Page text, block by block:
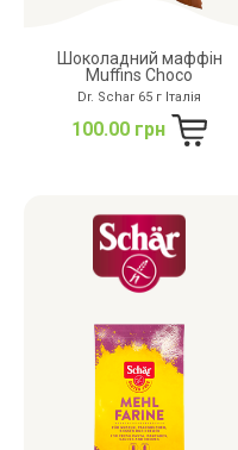
Шоколадний маффін
Muffins Choco
Dr. Schar 65 г Італія
100.00 грн